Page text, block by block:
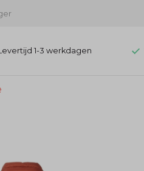
1-3 werkdagen